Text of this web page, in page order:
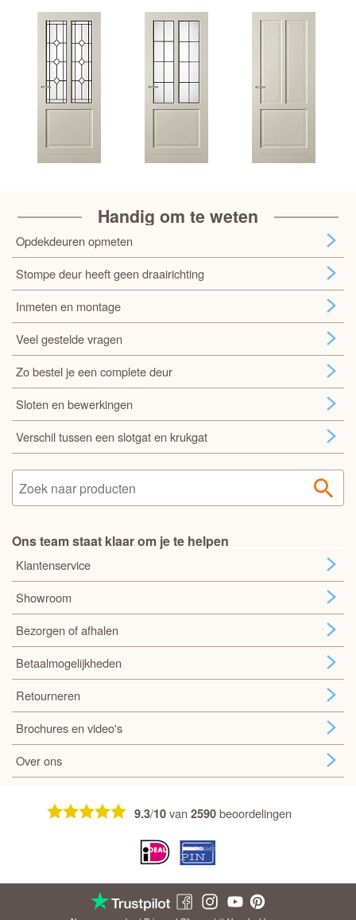
Handig om te weten
Opdekdeuren opmeten
Stompe deur heeft geen draairichting
Inmeten en montage
Veel gestelde vragen
Zo bestel je een complete deur
Sloten en bewerkingen
Verschil tussen een slotgat en krukgat
Ons team staat klaar om je te helpen
Klantenservice
Showroom
Bezorgen of afhalen
Betaalmogelijkheden
Retourneren
Brochures en video's
Over ons
9.3/10van2590beoordelingen